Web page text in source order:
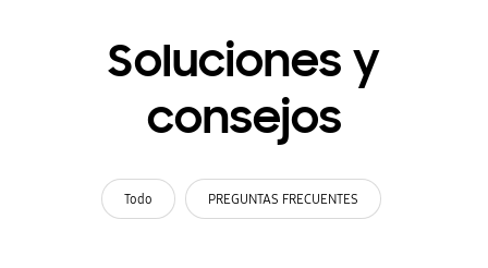
Soluciones y
consejos
Todo PREGUNTAS FRECUENTES